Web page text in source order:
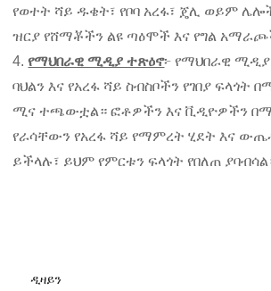
የወተት ሻይ ዱቄት፣ የቦባ አረፋ፣ ጄሊ ወይም
ዝርያ የሸማቾችን ልዩ ጣዕሞች እና የግል
4.የማህበራዊ ሚዲያ ተጽዕኖ፦ የማህበራዊ ሚዲያ
ባህልን እና የአረፋ ሻይ ስብስቦችን የገበያ ፍላጎት
ሚና ተጫውቷል። ፎቶዎችን እና ቪዲዮዎችን
የራሳቸውን የአረፋ ሻይ የማምረት ሂደት እና
ይችላሉ፣ ይህም የምርቱን ፍላጎት የበለጠ
ዲዛይን